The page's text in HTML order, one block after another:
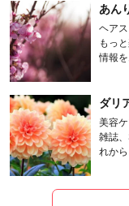
あん
ヘア
もっ
情報
ダリ
美容
雑誌
れか